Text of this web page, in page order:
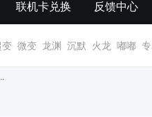
联机卡兑换 反馈中心
变 微变 龙渊 沉默 火龙 嘟嘟